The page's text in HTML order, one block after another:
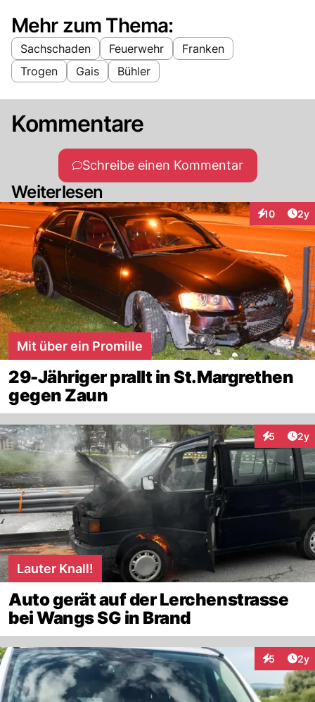
Mehr zum Thema:
Sachschaden Feuerwehr
Franken
Trogen
Gais Bühler
Kommentare
Schreibe einen Kommentar
Weiterlesen
10 2y
Mit über ein Promille
29-Jähriger prallt in St.Margrethen
gegen Zaun
5 2y
Lauter Knall!
Auto gerät auf der Lerchenstrasse
bei Wangs SG in Brand
5 2y